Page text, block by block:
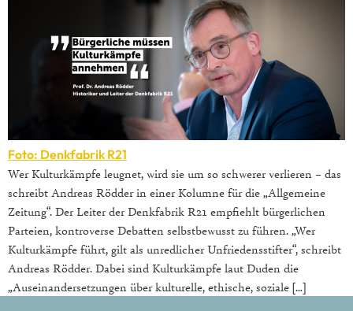
Foto: Denkfabrik R21
Wer Kulturkämpfe leugnet, wird sie um so schwerer verlieren – das
schreibt Andreas Rödder in einer Kolumne für die „Allgemeine
Zeitung“. Der Leiter der Denkfabrik R21 empfiehlt bürgerlichen
Parteien, kontroverse Debatten selbstbewusst zu führen. „Wer
Kulturkämpfe führt, gilt als unredlicher Unfriedensstifter“, schreibt
Andreas Rödder. Dabei sind Kulturkämpfe laut Duden die
„Auseinandersetzungen über kulturelle, ethische, soziale […]